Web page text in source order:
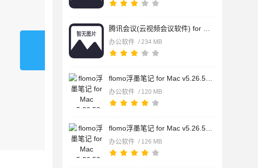
办公软件 / 234 MB
办公软件 / 120 MB
办公软件 / 126 MB